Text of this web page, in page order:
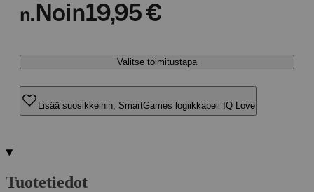
n. Noin19,95 €
Valitse toimitustapa
Lisää suosikkeihin, SmartGames logiikkapeli IQ Love
Tuotetiedot